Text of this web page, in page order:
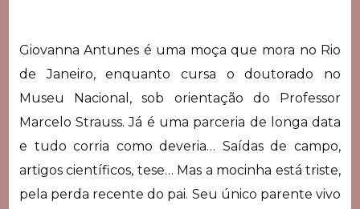
Giovanna Antunes é uma moça que mora no Rio
de Janeiro, enquanto cursa o doutorado no
Museu Nacional, sob orientação do Professor
Marcelo Strauss. Já é uma parceria de longa data
e tudo corria como deveria… Saídas de campo,
artigos científicos, tese… Mas a mocinha está triste,
pela perda recente do pai. Seu único parente vivo